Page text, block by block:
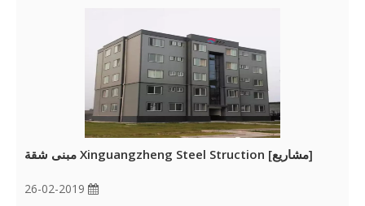
[مشاريع] Xinguangzheng Steel Struction مبنى شقة